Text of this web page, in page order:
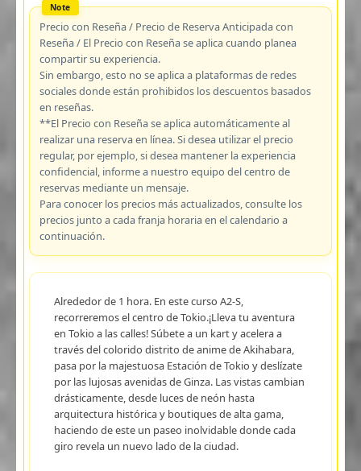
Precio con Reseña / Precio de Reserva Anticipada con
Reseña / El Precio con Reseña se aplica cuando planea
compartir su experiencia.
Sin embargo, esto no se aplica a plataformas de redes
sociales donde están prohibidos los descuentos basados
en reseñas.
**El Precio con Reseña se aplica automáticamente al
realizar una reserva en línea. Si desea utilizar el precio
regular, por ejemplo, si desea mantener la experiencia
confidencial, informe a nuestro equipo del centro de
reservas mediante un mensaje.
Para conocer los precios más actualizados, consulte los
precios junto a cada franja horaria en el calendario a
continuación.
Alrededor de 1 hora. En este curso A2-S,
recorreremos el centro de Tokio.¡Lleva tu aventura
en Tokio a las calles! Súbete a un kart y acelera a
través del colorido distrito de anime de Akihabara,
pasa por la majestuosa Estación de Tokio y deslízate
por las lujosas avenidas de Ginza. Las vistas cambian
drásticamente, desde luces de neón hasta
arquitectura histórica y boutiques de alta gama,
haciendo de este un paseo inolvidable donde cada
giro revela un nuevo lado de la ciudad.